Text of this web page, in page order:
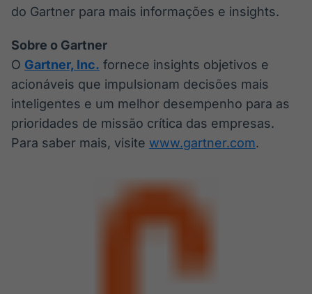
do Gartner para mais informações e insights.
Sobre o Gartner
O Gartner, Inc. fornece insights objetivos e
acionáveis que impulsionam decisões mais
inteligentes e um melhor desempenho para as
prioridades de missão crítica das empresas.
Para saber mais, visite www.gartner.com.